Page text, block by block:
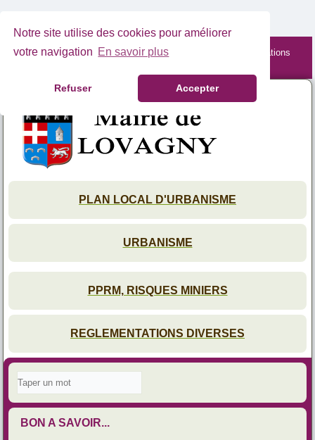
Notre site utilise des cookies pour améliorer
votre navigation En savoir plus
Refuser Accepter
Site mobile en cours de maintenance. Retrouvez les informations
PLAN LOCAL D'URBANISME
URBANISME
PPRM, RISQUES MINIERS
REGLEMENTATIONS DIVERSES
BON A SAVOIR...